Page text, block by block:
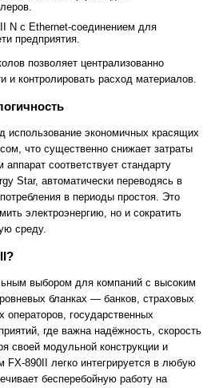
N с Ethernet-соединением для
предприятия.
позволяет централизованно
и контролировать расход материалов.
использование экономичных красящих
что существенно снижает затраты
соответствует стандарту
Star, автоматически переводясь в
в периоды простоя. Это
электроэнергию, но и сократить
среду.
выбором для компаний с высоким
бланках — банков, страховых
операторов, государственных
где важна надёжность, скорость
своей модульной конструкции и
890II легко интегрируется в любую
бесперебойную работу на